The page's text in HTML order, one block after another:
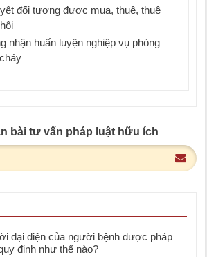
đối tượng được mua, thuê, thuê
nhận huấn luyện nghiệp vụ phòng
bài tư vấn pháp luật hữu ích
đại diện của người bệnh được pháp
định như thế nào?